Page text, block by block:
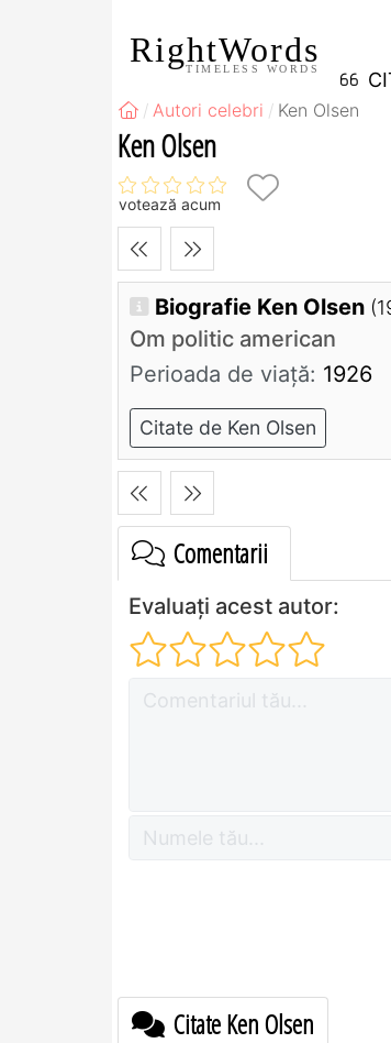
RightWords
TIMELESS WORDS
Autori celebri Ken Olsen
Ken Olsen
votează acum
Biografie Ken Olsen
Om politic american
Perioada de viaţă: 1926
Citate de Ken Olsen
Comentarii
Evaluați acest autor:
Citate Ken Olsen